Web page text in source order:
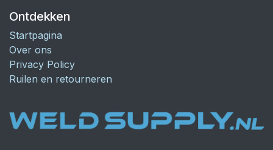
Ontdekken
Startpagina
Over ons
Privacy Policy
Ruilen en retourneren